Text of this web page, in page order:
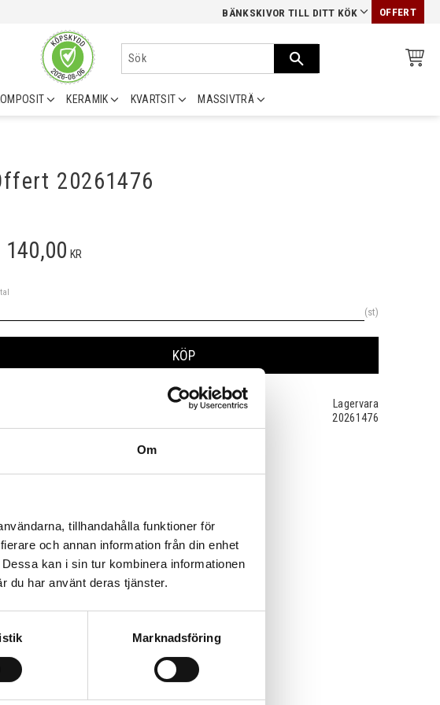
Om
tillhandahålla funktioner för
och annan information från din enhet
kan i sin tur kombinera informationen
du har använt deras tjänster.
Marknadsföring
BÄNKSKIVOR TILL DITT KÖK OFFERT
KERAMIK KVARTSIT MASSIVTRÄ
20261476
140,00 KR
st
KÖP
Lagervara
20261476